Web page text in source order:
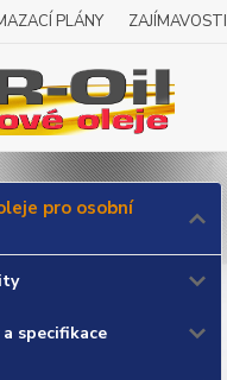
PLÁNY ZAJÍMAVOSTI
pro osobní
specifikace